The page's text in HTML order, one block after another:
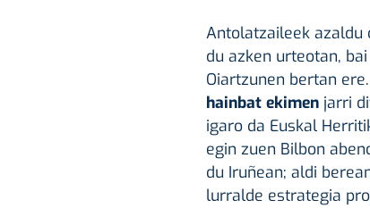
Antolatzaileek azaldu
du azken urteotan,
Oiartzunen bertan
hainbat ekimenjarri
igaro da Euskal
egin zuen Bilbon
du Iruñean; aldi
lurralde estrategia